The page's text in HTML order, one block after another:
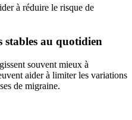
à réduire le risque de
stables au quotidien
souvent mieux à
aider à limiter les variations
de migraine.